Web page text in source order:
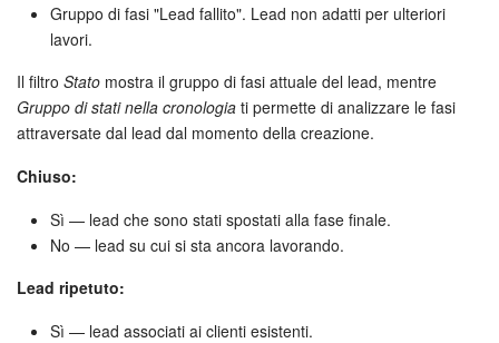
Knowledge base
Firma elettronica
Firma elettronica per HR
Flussi di lavoro
Gruppo di fasi "Lead fallito". Lead non adatti per ulteriori
lavori.
Il filtro Stato mostra il gruppo di fasi attuale del lead, mentre
Gruppo di stati nella cronologia ti permette di analizzare le fasi
attraversate dal lead dal momento della creazione.
Chiuso:
Sì — lead che sono stati spostati alla fase finale.
No — lead su cui si sta ancora lavorando.
Lead ripetuto:
Sì — lead associati ai clienti esistenti.